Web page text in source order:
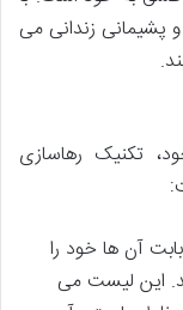
پشیمانی زندانی می
تکنیک رهاسازی
آن ها خود را
این لیست می